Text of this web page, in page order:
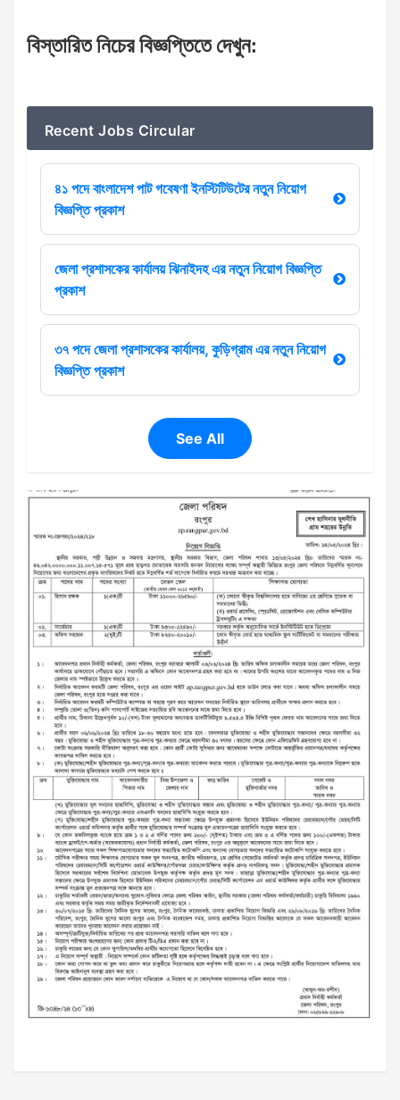
বিস্তারিতনিচেরবিজ্ঞপ্তিতে দেখুন:
Recent Jobs Circular
৪১ পদে বাংলাদেশ পাট গবেষণা ইনস্টিটিউটের নতুন নিয়োগ
বিজ্ঞপ্তি প্রকাশ
জেলা প্রশাসকের কার্যালয় ঝিনাইদহ এর নতুন নিয়োগ বিজ্ঞপ্তি
প্রকাশ
৩৭ পদে জেলা প্রশাসকের কার্যালয়, কুড়িগ্রাম এর নতুন নিয়োগ
বিজ্ঞপ্তি প্রকাশ
See All